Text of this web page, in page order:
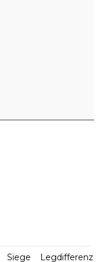
Siege Legdifferenz